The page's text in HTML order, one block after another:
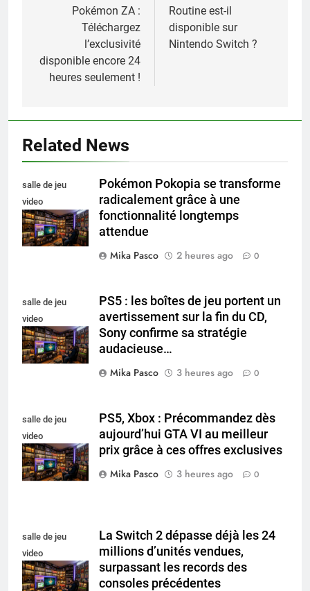
l’article
Pokémon ZA :
Téléchargez
l’exclusivité
disponible encore 24
heures seulement !
Routine est-il
disponible sur
Nintendo Switch ?
Related News
salle de jeu
video
collectionneur
Pokémon Pokopia se transforme
radicalement grâce à une
fonctionnalité longtemps
attendue
Mika Pasco
2 heures ago 0
salle de jeu
video
collectionneur
PS5 : les boîtes de jeu portent un
avertissement sur la fin du CD,
Sony confirme sa stratégie
audacieuse…
Mika Pasco
3 heures ago 0
salle de jeu
video
collectionneur
PS5, Xbox : Précommandez dès
aujourd’hui GTA VI au meilleur
prix grâce à ces offres exclusives
Mika Pasco
3 heures ago 0
salle de jeu
video
collectionneur
La Switch 2 dépasse déjà les 24
millions d’unités vendues,
surpassant les records des
consoles précédentes